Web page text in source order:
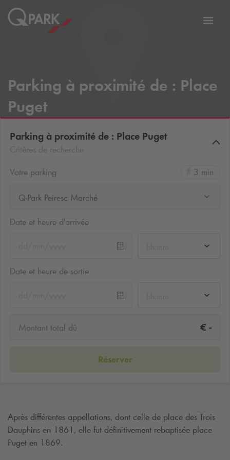
Parking à proximité de : Place
Puget
Parking à proximité de : Place Puget
Votre parking
3 min
Q-Park Peiresc Marché
Date et heure d'arrivée
Date et heure de sortie
Montant total dû € -
Réserver
Après différentes appellations, dont celle de place des Trois
Dauphins en 1861, elle fut définitivement rebaptisée place
Puget en 1869.